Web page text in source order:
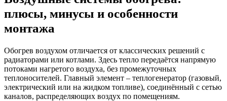
плюсы, минусы и особенности
монтажа
Обогрев воздухом отличается от классических решений с
радиаторами или котлами. Здесь тепло передаётся напрямую
потоками нагретого воздуха, без промежуточных
теплоносителей. Главный элемент – теплогенератор (газовый,
электрический или на жидком топливе), соединённый с сетью
каналов, распределяющих воздух по помещениям.